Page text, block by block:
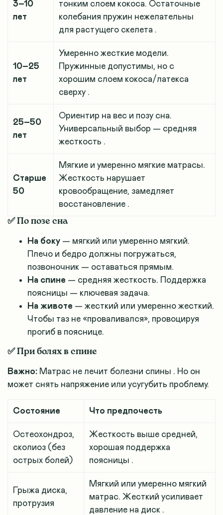
3–10
лет
тонким слоем кокоса. Остаточные
колебания пружин нежелательны
для растущего скелета .
10–25
лет
Умеренно жесткие модели.
Пружинные допустимы, но с
хорошим слоем кокоса/латекса
сверху .
25–50
лет
Ориентир на вес и позу сна.
Универсальный выбор — средняя
жесткость .
Старше
50
Мягкие и умеренно мягкие матрасы.
Жесткость нарушает
кровообращение, замедляет
восстановление .
✅ По позе сна
На боку — мягкий или умеренно мягкий.
Плечо и бедро должны погружаться,
позвоночник — оставаться прямым.
На спине — средняя жесткость. Поддержка
поясницы — ключевая задача.
На животе — жесткий или умеренно жесткий.
Чтобы таз не «проваливался», провоцируя
прогиб в пояснице.
✅ При болях в спине
Важно: Матрас не лечит болезни спины . Но он
может снять напряжение или усугубить проблему.
Состояние Что предпочесть
Остеохондроз,
сколиоз (без
острых болей)
Жесткость выше средней,
хорошая поддержка
поясницы .
Грыжа диска,
протрузия
Мягкий или умеренно мягкий
матрас. Жесткий усиливает
давление на диск .